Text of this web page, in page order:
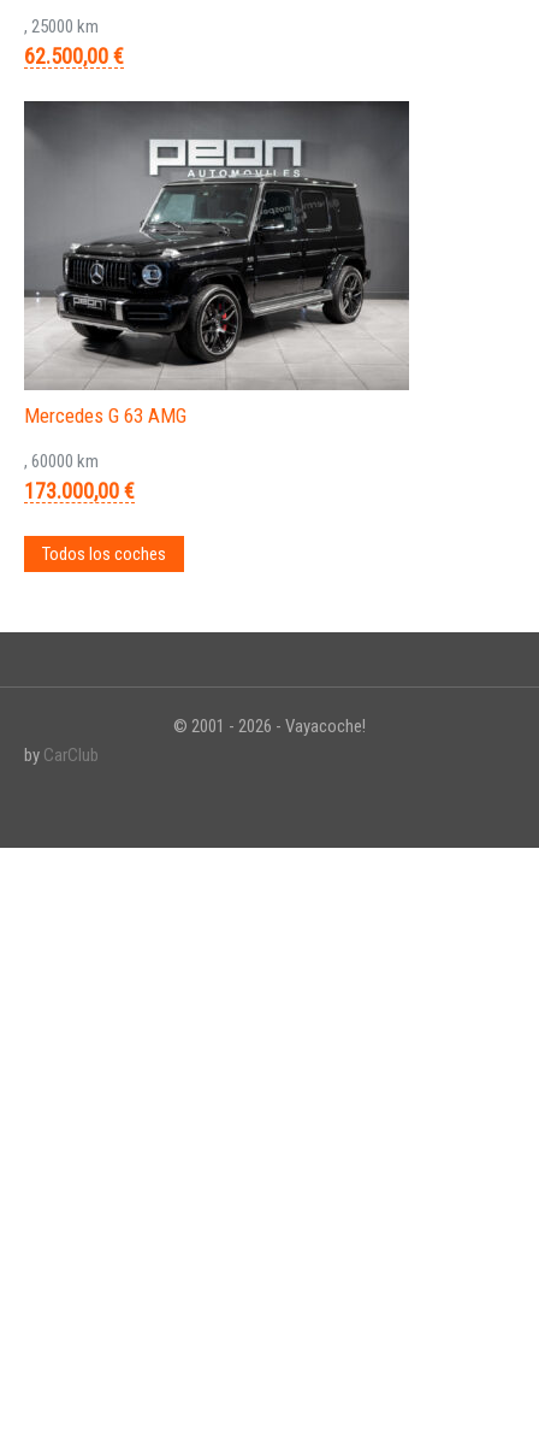
, 25000 km
62.500,00 €
Mercedes G 63 AMG
, 60000 km
173.000,00 €
Todos los coches
© 2001 - 2026 - Vayacoche!
by CarClub